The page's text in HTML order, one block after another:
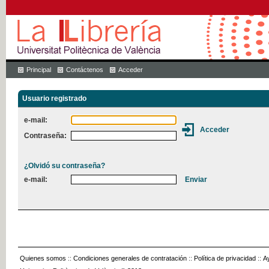
Principal Contáctenos Acceder
Usuario registrado
e-mail:
Contraseña:
¿Olvidó su contraseña?
e-mail:
Quienes somos :: Condiciones generales de contratación :: Política de privacidad ::